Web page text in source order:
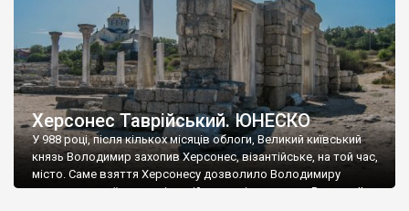
Херсонес Таврійський. ЮНЕСКО
У 988 році, після кількох місяців облоги, Великий київський
князь Володимир захопив Херсонес, візантійське, на той час,
місто. Саме взяття Херсонесу дозволило Володимиру
диктувати свої умови візантійському імператору Василю ІІ, та